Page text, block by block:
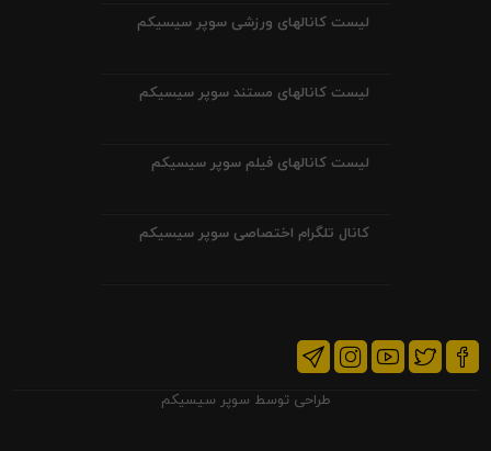
لیست کانالهای ورزشی سوپر سیسیکم
لیست کانالهای مستند سوپر سیسیکم
لیست کانالهای فیلم سوپر سیسیکم
کانال تلگرام اختصاصی سوپر سیسیکم
طراحی توسط سوپر سیسیکم